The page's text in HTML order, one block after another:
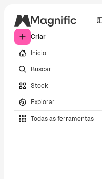
Criar
Início
Buscar
Stock
Explorar
Todas as ferramentas